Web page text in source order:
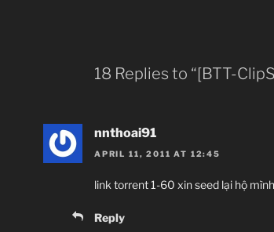
18 Replies to “[BTT-
nnthoai91
APRIL 11, 2011 AT 12:45
link torrent 1-60 xin seed lại hộ
Reply